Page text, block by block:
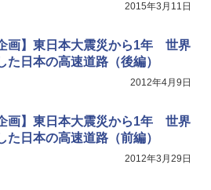
2015年3月11日
画】東日本大震災から1年 世界
た日本の高速道路（後編）
2012年4月9日
画】東日本大震災から1年 世界
た日本の高速道路（前編）
2012年3月29日